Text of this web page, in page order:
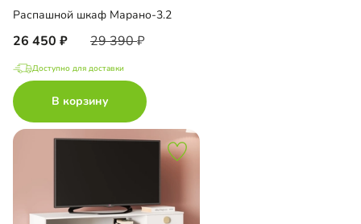
Распашной шкаф Марано-3.2
26 450 29 390
Доступно для доставки
В корзину